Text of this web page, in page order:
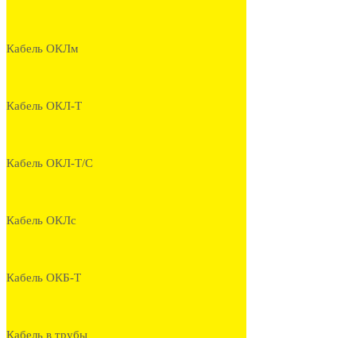
Кабель ОКЛм
Кабель ОКЛ-Т
Кабель ОКЛ-Т/С
Кабель ОКЛс
Кабель ОКБ-Т
Кабель в трубы